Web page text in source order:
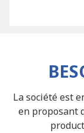
La société est
en proposant